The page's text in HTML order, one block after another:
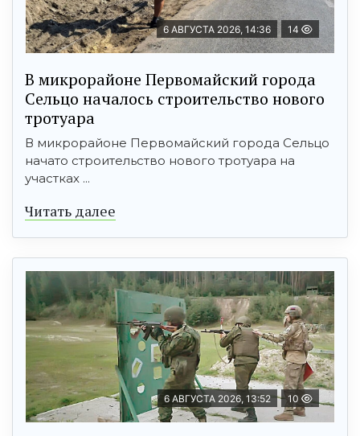
6 АВГУСТА 2026, 14:36 14
В микрорайоне Первомайский города
Сельцо началось строительство нового
тротуара
В микрорайоне Первомайский города Сельцо
начато строительство нового тротуара на
участках ...
Читать далее
6 АВГУСТА 2026, 13:52 10